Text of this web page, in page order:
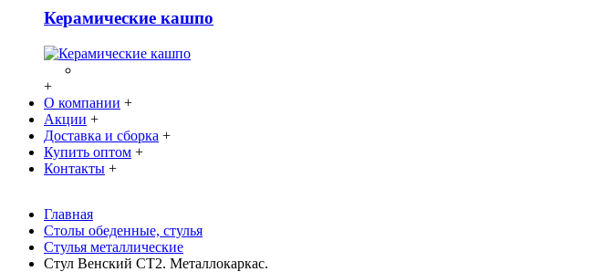
Керамические кашпо
+
О компании +
Акции +
Доставка и сборка +
Купить оптом +
Контакты +
Главная
Столы обеденные, стулья
Стулья металлические
Стул Венский СТ2. Металлокаркас.